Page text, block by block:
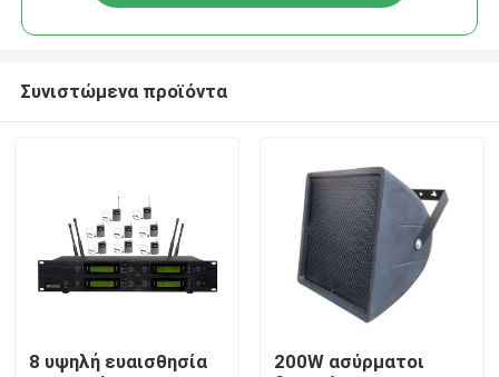
Συνιστώμενα προϊόντα
8 υψηλή ευαισθησία
200W ασύρματοι